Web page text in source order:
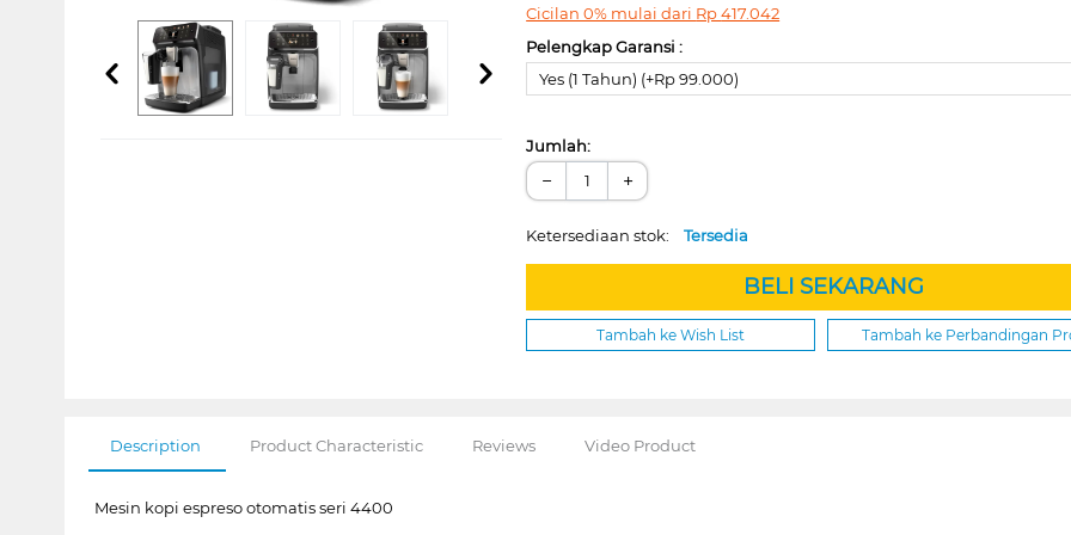
Cicilan 0% mulai dari Rp417.042
Pelengkap Garansi :
Yes (1 Tahun) (+Rp 99.000)
Jumlah:
− +
Ketersediaan stok:Tersedia
BELI SEKARANG
Tambah ke Wish List Tambah ke Perbandingan
Description Product Characteristic Reviews Video Product
Mesin kopi espreso otomatis seri 4400